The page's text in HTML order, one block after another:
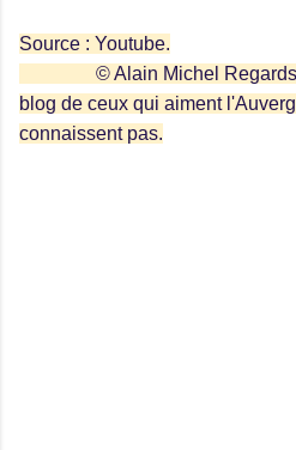
Source : Youtube.
© Alain Michel Regards et
blog de ceux qui aiment
connaissent pas.